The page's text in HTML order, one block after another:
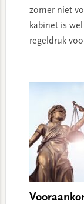
zomer niet
kabinet is
regeldruk